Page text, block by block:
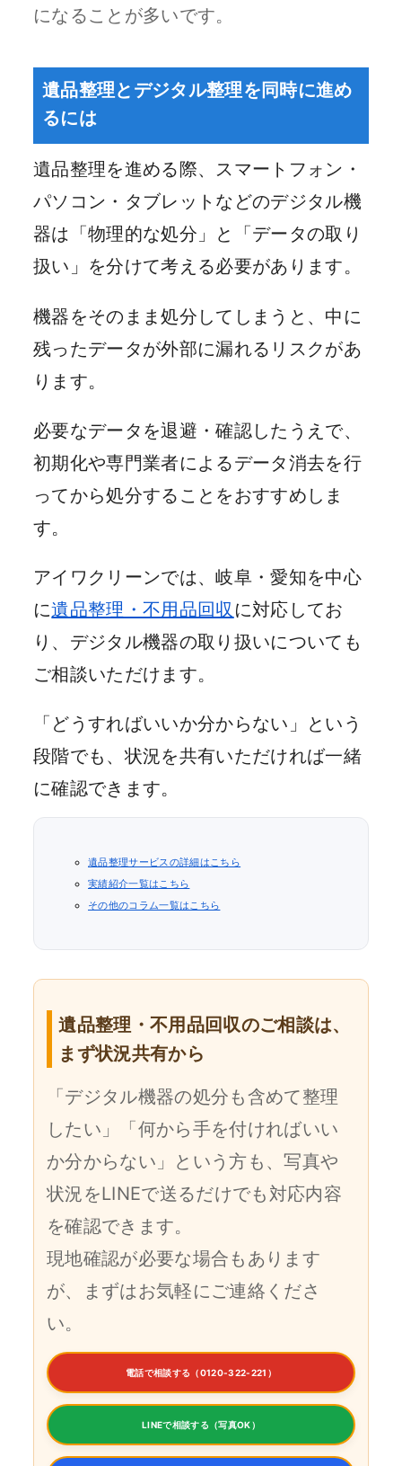
になることが多いです。
遺品整理とデジタル整理を同時に進め
るには
遺品整理を進める際、スマートフォン・
パソコン・タブレットなどのデジタル機
器は「物理的な処分」と「データの取り
扱い」を分けて考える必要があります。
機器をそのまま処分してしまうと、中に
残ったデータが外部に漏れるリスクがあ
ります。
必要なデータを退避・確認したうえで、
初期化や専門業者によるデータ消去を行
ってから処分することをおすすめしま
す。
アイワクリーンでは、岐阜・愛知を中心
に遺品整理・不用品回収 に対応してお
り、デジタル機器の取り扱いについても
ご相談いただけます。
「どうすればいいか分からない」という
段階でも、状況を共有いただければ一緒
に確認できます。
遺品整理サービスの詳細はこちら
実績紹介一覧はこちら
その他のコラム一覧はこちら
遺品整理・不用品回収のご相談は、
まず状況共有から
「デジタル機器の処分も含めて整理
したい」「何から手を付ければいい
か分からない」という方も、写真や
状況をLINEで送るだけでも対応内容
を確認できます。
現地確認が必要な場合もあります
が、まずはお気軽にご連絡くださ
い。
電話で相談する（0120-322-221）
LINEで相談する（写真OK）